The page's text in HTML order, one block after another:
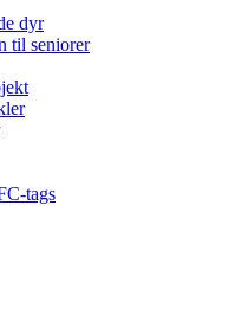
dyr
til seniorer
tags